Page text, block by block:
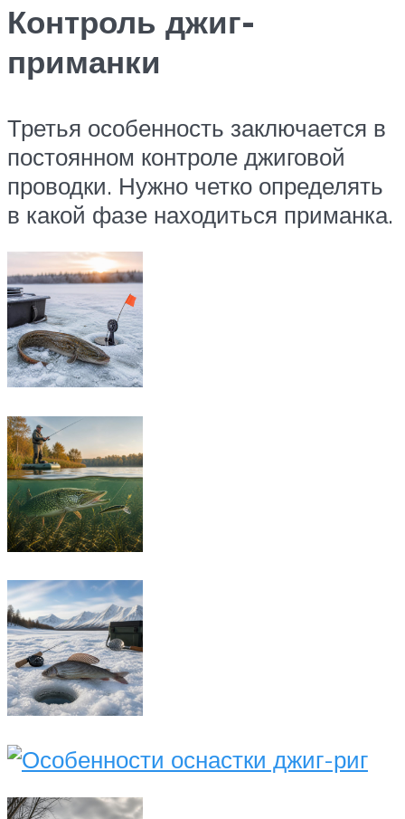
Контроль джиг-
приманки
Третья особенность заключается в
постоянном контроле джиговой
проводки. Нужно четко определять
в какой фазе находиться приманка.